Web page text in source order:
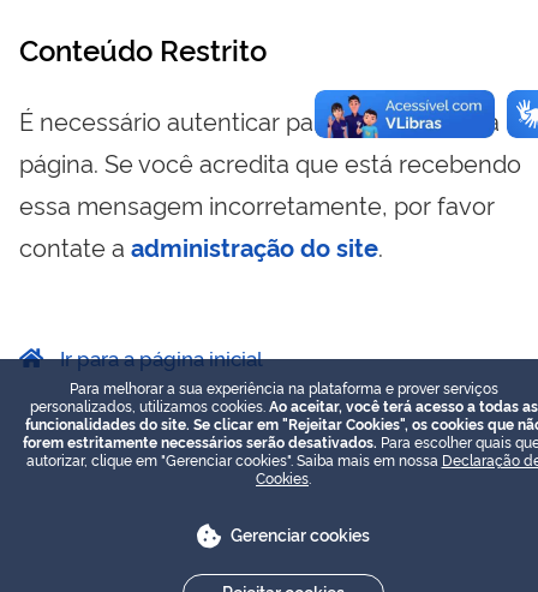
Conteúdo Restrito
É necessário autenticar para visualizar essa
página. Se você acredita que está recebendo
essa mensagem incorretamente, por favor
contate a administração do site.
Ir para a página inicial
Para melhorar a sua experiência na plataforma e prover serviços
personalizados, utilizamos cookies. Ao aceitar, você terá acesso a todas as
funcionalidades do site. Se clicar em "Rejeitar Cookies", os cookies que
forem estritamente necessários serão desativados. Para escolher quais
autorizar, clique em "Gerenciar cookies". Saiba mais em nossa Declaração
Cookies
Gerenciar cookies